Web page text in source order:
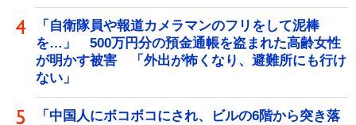
「自衛隊員や報道カメラマンのフリをして泥棒
を…」 500万円分の預金通帳を盗まれた高齢女性
が明かす被害 「外出が怖くなり、避難所にも行け
ない」
「中国人にボコボコにされ、ビルの6階から突き落